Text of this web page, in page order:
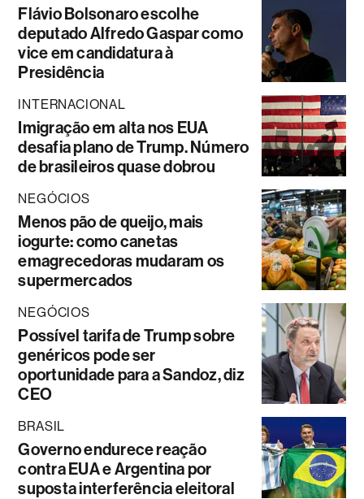
Flávio Bolsonaro escolhe
deputado Alfredo Gaspar como
vice em candidatura à
Presidência
INTERNACIONAL
Imigração em alta nos EUA
desafia plano de Trump. Número
de brasileiros quase dobrou
NEGÓCIOS
Menos pão de queijo, mais
iogurte: como canetas
emagrecedoras mudaram os
supermercados
NEGÓCIOS
Possível tarifa de Trump sobre
genéricos pode ser
oportunidade para a Sandoz, diz
CEO
BRASIL
Governo endurece reação
contra EUA e Argentina por
suposta interferência eleitoral